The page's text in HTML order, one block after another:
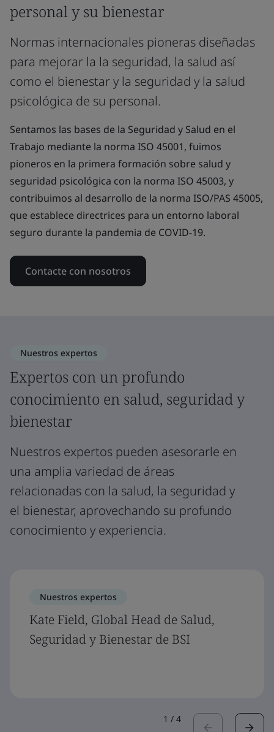
personal y su bienestar
Normas internacionales pioneras diseñadas
para mejorar la la seguridad, la salud así
como el bienestar y la seguridad y la salud
psicológica de su personal.
Sentamos las bases de la Seguridad y Salud en el
Trabajo mediante la norma ISO 45001, fuimos
pioneros en la primera formación sobre salud y
seguridad psicológica con la norma ISO 45003, y
contribuimos al desarrollo de la norma ISO/PAS 45005,
que establece directrices para un entorno laboral
seguro durante la pandemia de COVID-19.
Contacte con nosotros
Nuestros expertos
Expertos con un profundo
conocimiento en salud, seguridad y
bienestar
Nuestros expertos pueden asesorarle en
una amplia variedad de áreas
relacionadas con la salud, la seguridad y
el bienestar, aprovechando su profundo
conocimiento y experiencia.
Nuestros expertos
Kate Field, Global Head de Salud,
Seguridad y Bienestar de BSI
1 / 4